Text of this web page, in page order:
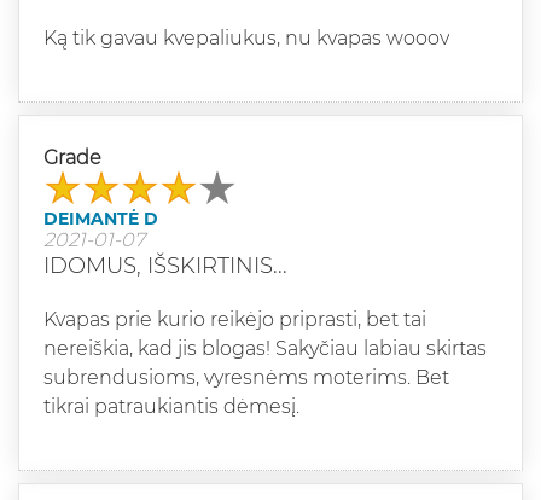
Ką tik gavau kvepaliukus, nu kvapas wooov
Grade
DEIMANTĖ D
2021-01-07
IDOMUS, IŠSKIRTINIS...
Kvapas prie kurio reikėjo priprasti, bet tai
nereiškia, kad jis blogas! Sakyčiau labiau skirtas
subrendusioms, vyresnėms moterims. Bet
tikrai patraukiantis dėmesį.